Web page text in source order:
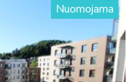
Nuomojama